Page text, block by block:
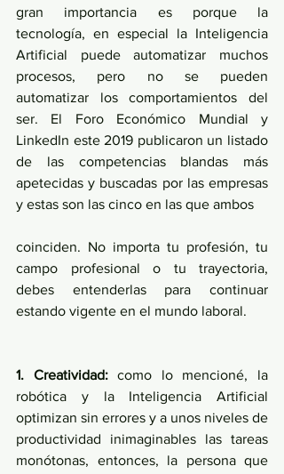
gran importancia es porque la
tecnología, en especial la Inteligencia
Artificial puede automatizar muchos
procesos, pero no se pueden
automatizar los comportamientos del
ser. El Foro Económico Mundial y
LinkedIn este 2019 publicaron un listado
de las competencias blandas más
apetecidas y buscadas por las empresas
y estas son las cinco en las que ambos
coinciden. No importa tu profesión, tu
campo profesional o tu trayectoria,
debes entenderlas para continuar
estando vigente en el mundo laboral.
1. Creatividad: como lo mencioné, la
robótica y la Inteligencia Artificial
optimizan sin errores y a unos niveles de
productividad inimaginables las tareas
monótonas, entonces, la persona que